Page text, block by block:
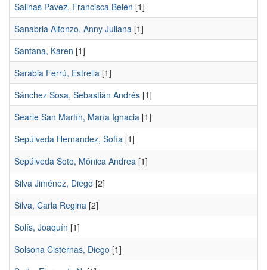
Salinas Pavez, Francisca Belén [1]
Sanabria Alfonzo, Anny Juliana [1]
Santana, Karen [1]
Sarabia Ferrú, Estrella [1]
Sánchez Sosa, Sebastián Andrés [1]
Searle San Martín, María Ignacia [1]
Sepúlveda Hernandez, Sofía [1]
Sepúlveda Soto, Mónica Andrea [1]
Silva Jiménez, Diego [2]
Silva, Carla Regina [2]
Solís, Joaquín [1]
Solsona Cisternas, Diego [1]